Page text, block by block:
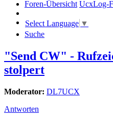
Foren-Übersicht UcxLog-
Select Language ▼
Suche
"Send CW" -
stolpert
Moderator: DL7UCX
Antworten